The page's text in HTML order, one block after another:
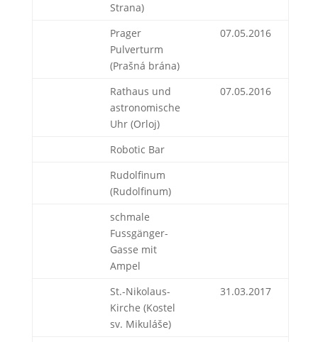
Strana)
Prager
Pulverturm
(Prašná brána)
07.05.2016
Rathaus und
astronomische
Uhr (Orloj)
07.05.2016
Robotic Bar
Rudolfinum
(Rudolfinum)
schmale
Fussgänger-
Gasse mit
Ampel
St.-Nikolaus-
Kirche (Kostel
sv. Mikuláše)
31.03.2017